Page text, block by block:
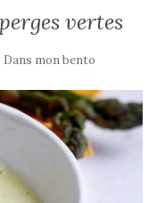
vertes
Dans mon bento